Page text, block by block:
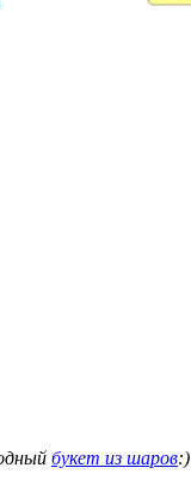
букет из шаров:)